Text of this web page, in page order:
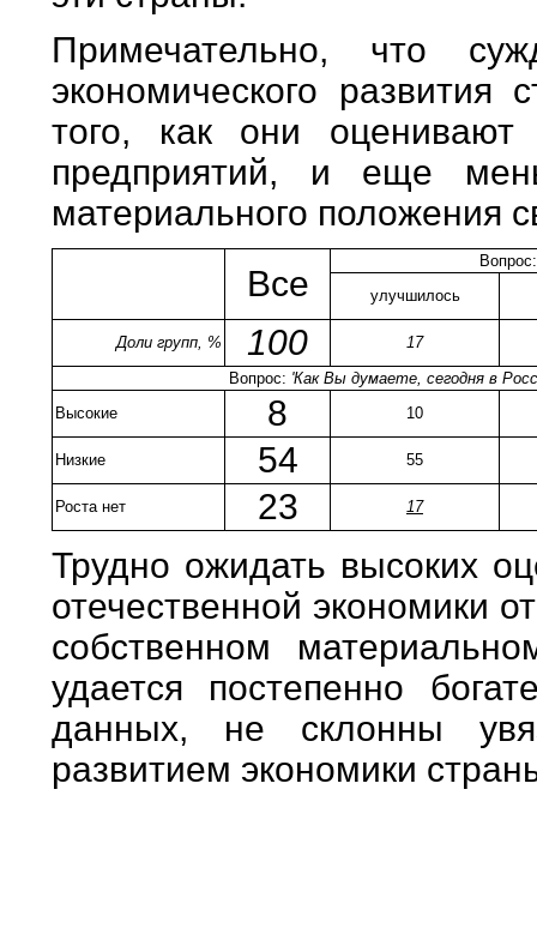
Примечательно, что
экономического
того, как они оценивают
предприятий, и еще
материального положения
Все
улучшилось
Доли групп, % 100
17
Вопрос: 'Как Вы думаете, сегодня в
Высокие
8 10
Низкие 54 55
Роста нет 23 17
Трудно ожидать высоких
отечественной экономики
собственном
удается постепенно
данных, не склонны
развитием экономики